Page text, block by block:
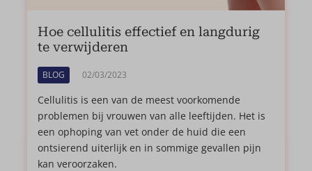
Hoe cellulitis effectief en langdurig
te verwijderen
BLOG 02/03/2023
Cellulitis is een van de meest voorkomende
problemen bij vrouwen van alle leeftijden. Het is
een ophoping van vet onder de huid die een
ontsierend uiterlijk en in sommige gevallen pijn
kan veroorzaken.